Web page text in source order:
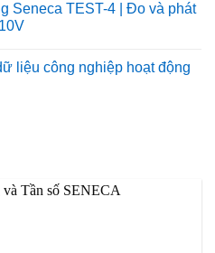
Seneca TEST-4 | Đo và phát
liệu công nghiệp hoạt động